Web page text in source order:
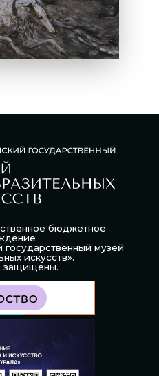
бюджетное
государственный музей
искусств».
защищены.